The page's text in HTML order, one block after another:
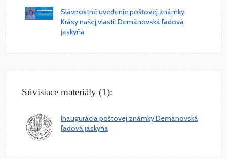
Slávnostné uvedenie poštovej známky
Krásy našej vlasti: Demänovská ľadová
jaskyňa
Súvisiace materiály (1):
Inaugurácia poštovej známky Demänovská
ľadová jaskyňa